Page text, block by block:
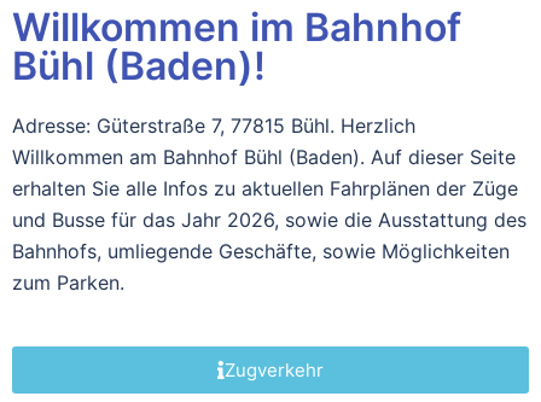
Willkommen im Bahnhof
Bühl (Baden)!
Adresse: Güterstraße 7, 77815 Bühl. Herzlich
Willkommen am Bahnhof Bühl (Baden). Auf dieser Seite
erhalten Sie alle Infos zu aktuellen Fahrplänen der Züge
und Busse für das Jahr 2026, sowie die Ausstattung des
Bahnhofs, umliegende Geschäfte, sowie Möglichkeiten
zum Parken.
Zugverkehr